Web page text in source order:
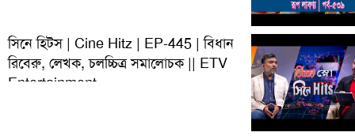
সিনে হিটস | Cine Hitz | EP-445 | বিধান
রিবেরু, লেখক, চলচ্চিত্র সমালোচক || ETV
Entertainment